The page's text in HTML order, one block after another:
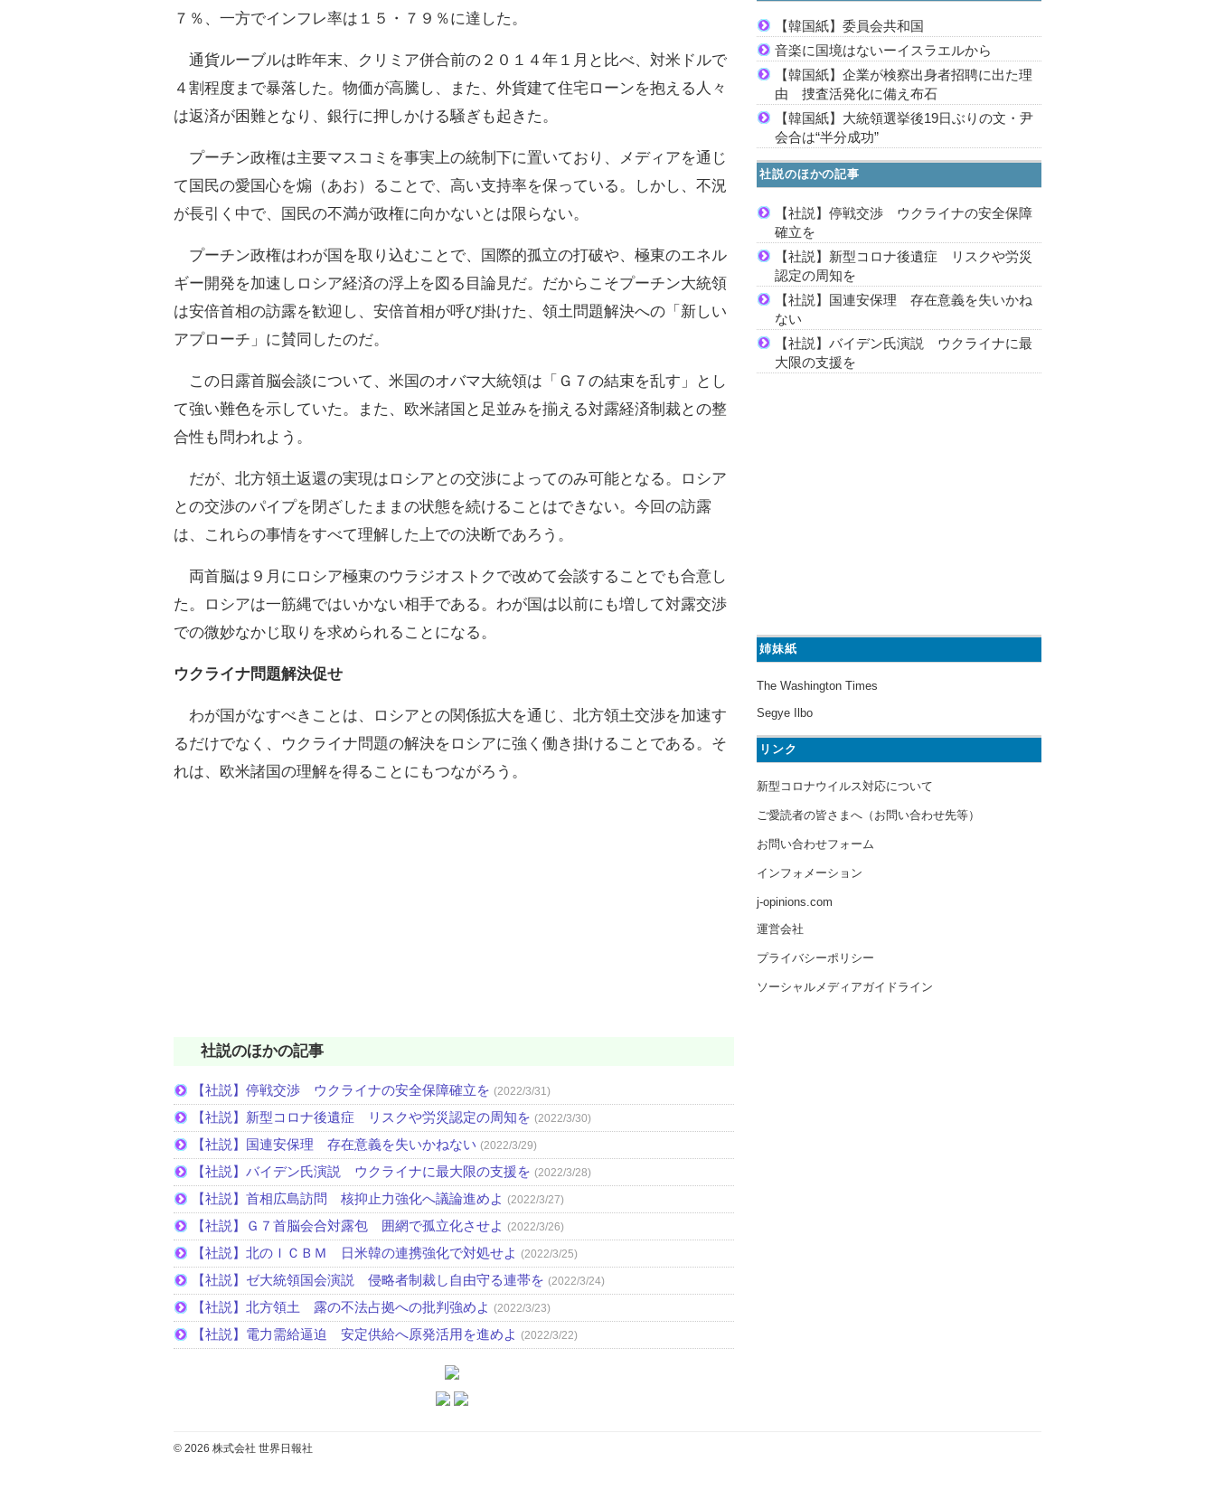
７％、一方でインフレ率は１５・７９％に達した。
通貨ルーブルは昨年末、クリミア併合前の２０１４年１月と比べ、対米ドルで
４割程度まで暴落した。物価が高騰し、また、外貨建て住宅ローンを抱える人々
は返済が困難となり、銀行に押しかける騒ぎも起きた。
プーチン政権は主要マスコミを事実上の統制下に置いており、メディアを通じ
て国民の愛国心を煽（あお）ることで、高い支持率を保っている。しかし、不況
が長引く中で、国民の不満が政権に向かないとは限らない。
プーチン政権はわが国を取り込むことで、国際的孤立の打破や、極東のエネル
ギー開発を加速しロシア経済の浮上を図る目論見だ。だからこそプーチン大統領
は安倍首相の訪露を歓迎し、安倍首相が呼び掛けた、領土問題解決への「新しい
アプローチ」に賛同したのだ。
この日露首脳会談について、米国のオバマ大統領は「Ｇ７の結束を乱す」とし
て強い難色を示していた。また、欧米諸国と足並みを揃える対露経済制裁との整
合性も問われよう。
だが、北方領土返還の実現はロシアとの交渉によってのみ可能となる。ロシア
との交渉のパイプを閉ざしたままの状態を続けることはできない。今回の訪露
は、これらの事情をすべて理解した上での決断であろう。
両首脳は９月にロシア極東のウラジオストクで改めて会談することでも合意し
た。ロシアは一筋縄ではいかない相手である。わが国は以前にも増して対露交渉
での微妙なかじ取りを求められることになる。
ウクライナ問題解決促せ
わが国がなすべきことは、ロシアとの関係拡大を通じ、北方領土交渉を加速す
るだけでなく、ウクライナ問題の解決をロシアに強く働き掛けることである。そ
れは、欧米諸国の理解を得ることにもつながろう。
社説のほかの記事
【社説】停戦交渉 ウクライナの安全保障確立を (2022/3/31)
【社説】新型コロナ後遺症 リスクや労災認定の周知を (2022/3/30)
【社説】国連安保理 存在意義を失いかねない (2022/3/29)
【社説】バイデン氏演説 ウクライナに最大限の支援を (2022/3/28)
【社説】首相広島訪問 核抑止力強化へ議論進めよ (2022/3/27)
【社説】Ｇ７首脳会合対露包 囲網で孤立化させよ (2022/3/26)
【社説】北のＩＣＢＭ 日米韓の連携強化で対処せよ (2022/3/25)
【社説】ゼ大統領国会演説 侵略者制裁し自由守る連帯を (2022/3/24)
【社説】北方領土 露の不法占拠への批判強めよ (2022/3/23)
【社説】電力需給逼迫 安定供給へ原発活用を進めよ (2022/3/22)
【韓国紙】委員会共和国
音楽に国境はないーイスラエルから
【韓国紙】企業が検察出身者招聘に出た理
由 捜査活発化に備え布石
【韓国紙】大統領選挙後19日ぶりの文・尹
会合は“半分成功”
社説のほかの記事
【社説】停戦交渉 ウクライナの安全保障
確立を
【社説】新型コロナ後遺症 リスクや労災
認定の周知を
【社説】国連安保理 存在意義を失いかね
ない
【社説】バイデン氏演説 ウクライナに最
大限の支援を
姉妹紙
The Washington Times
Segye Ilbo
リンク
新型コロナウイルス対応について
ご愛読者の皆さまへ（お問い合わせ先等）
お問い合わせフォーム
インフォメーション
j-opinions.com
運営会社
プライバシーポリシー
ソーシャルメディアガイドライン
© 2026 株式会社 世界日報社